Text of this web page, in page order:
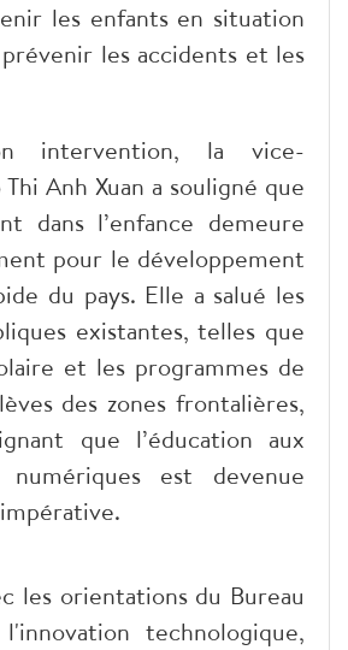
les enfants en situation
les accidents et les
intervention, la vice-
Anh Xuan a souligné que
dans l’enfance demeure
pour le développement
du pays. Elle a salué les
existantes, telles que
et les programmes de
des zones frontalières,
que l’éducation aux
numériques est devenue
les orientations du Bureau
technologique,